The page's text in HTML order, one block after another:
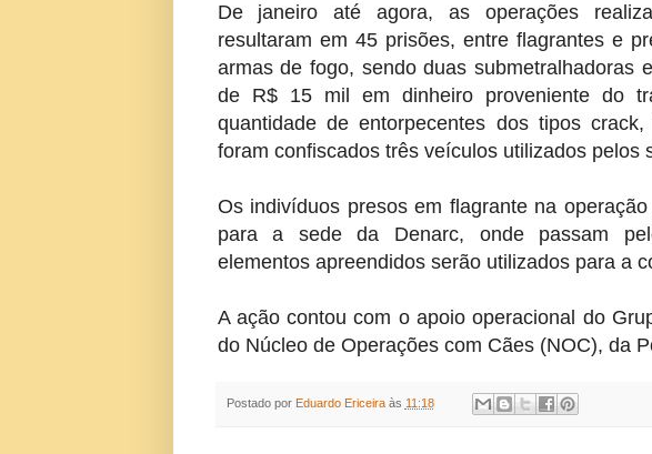
De janeiro até agora, as operações
resultaram em 45 prisões, entre flagrantes e
armas de fogo, sendo duas submetralhadoras
de R$ 15 mil em dinheiro proveniente do
quantidade de entorpecentes dos tipos
foram confiscados três veículos utilizados pelos
Os indivíduos presos em flagrante na
para a sede da Denarc, onde passam
elementos apreendidos serão utilizados para a
A ação contou com o apoio operacional do
do Núcleo de Operações com Cães (NOC), da
Postado por Eduardo Ericeira às 11:18